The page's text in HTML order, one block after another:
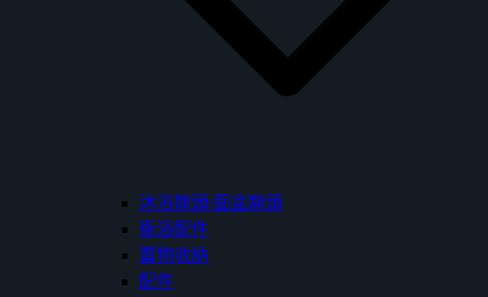
沐浴龍頭/面盆龍頭
衛浴配件
置物收納
配件